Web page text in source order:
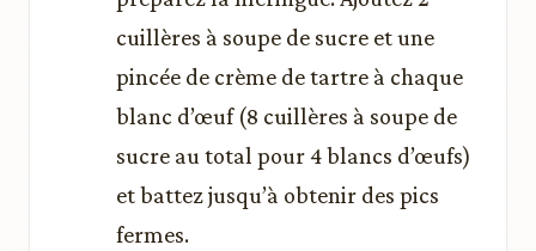
cuillères à soupe de sucre et une
pincée de crème de tartre à chaque
blanc d’œuf (8 cuillères à soupe de
sucre au total pour 4 blancs d’œufs)
et battez jusqu’à obtenir des pics
fermes.